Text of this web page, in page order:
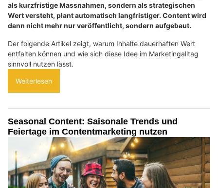
als kurzfristige Massnahmen, sondern als strategischen
Wert versteht, plant automatisch langfristiger. Content wird
dann nicht mehr nur veröffentlicht, sondern aufgebaut.
Der folgende Artikel zeigt, warum Inhalte dauerhaften Wert
entfalten können und wie sich diese Idee im Marketingalltag
sinnvoll nutzen lässt.
Weiterlesen
Seasonal Content: Saisonale Trends und
Feiertage im Contentmarketing nutzen